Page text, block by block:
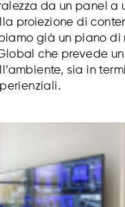
da un panel a
proiezione di
già un piano
che prevede
sia in